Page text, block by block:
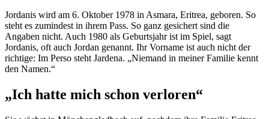
Jordanis wird am 6. Oktober 1978 in Asmara, Eritrea, geboren. So
steht es zumindest in ihrem Pass. So ganz gesichert sind die
Angaben nicht. Auch 1980 als Geburtsjahr ist im Spiel, sagt
Jordanis, oft auch Jordan genannt. Ihr Vorname ist auch nicht der
richtige: Im Perso steht Jardena. „Niemand in meiner Familie kennt
den Namen.“
„Ich hatte mich schon verloren“